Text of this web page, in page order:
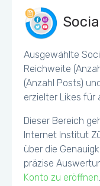
Ausgewählte
Reichweite
(Anzahl Posts)
erzielter Likes für
Dieser Bereich
Internet Institut
über die
präzise
Konto zu eröffnen.